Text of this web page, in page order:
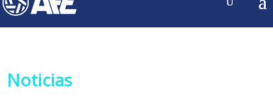
Noticias